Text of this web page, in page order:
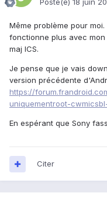
Posté(e) 18 juin
Même problème pour
fonctionne plus avec
maj ICS.
Je pense que je vais
version précédente
https://
uniquementroot-
En espérant que Sony
Citer